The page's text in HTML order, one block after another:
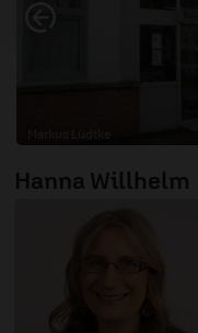
Hanna Willhelm